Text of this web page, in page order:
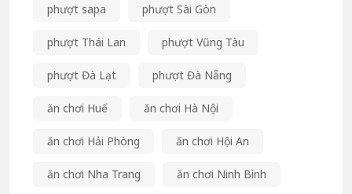
phượt sapa phượt Sài Gòn
phượt Thái Lan phượt Vũng Tàu
phượt Đà Lạt phượt Đà Nẵng
ăn chơi Huế ăn chơi Hà Nội
ăn chơi Hải Phòng ăn chơi Hội An
ăn chơi Nha Trang ăn chơi Ninh Bình